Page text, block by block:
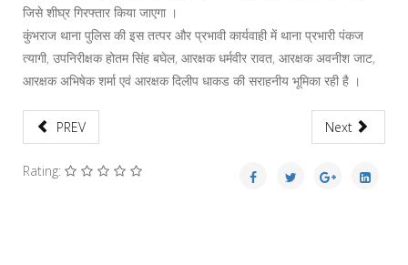
जिसे शीघ्र गिरफ्तार किया जाएगा ।
कुंभराज थाना पुलिस की इस तत्पर और प्रभावी कार्यवाही में थाना प्रभारी पंकज
त्यागी, उपनिरीक्षक होतम सिंह बघेल, आरक्षक धर्मवीर रावत, आरक्षक अवनीश जाट,
आरक्षक अभिषेक शर्मा एवं आरक्षक दिलीप धाकड की सराहनीय भूमिका रही है ।
PREV Next
Rating: